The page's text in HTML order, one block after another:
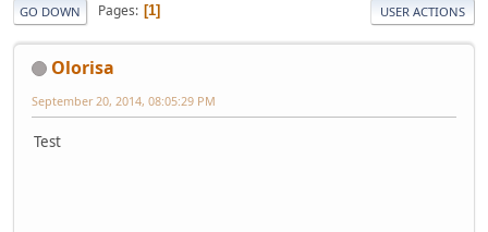
GO DOWN Pages 1 USER ACTIONS
Olorisa
September 20, 2014, 08:05:29 PM
Test